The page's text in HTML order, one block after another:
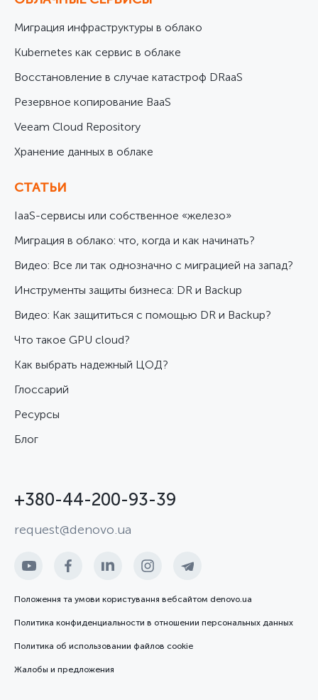
Миграция инфраструктуры в облако
Kubernetes как сервис в облаке
Восстановление в случае катастроф DRaaS
Резервное копирование BaaS
Veeam Cloud Repository
Хранение данных в облаке
СТАТЬИ
IaaS-сервисы или собственное «железо»
Миграция в облако: что, когда и как начинать?
Видео: Все ли так однозначно с миграцией на запад?
Инструменты защиты бизнеса: DR и Backup
Видео: Как защититься с помощью DR и Backup?
Что такое GPU cloud?
Как выбрать надежный ЦОД?
Глоссарий
Ресурсы
Блог
+380-44-200-93-39
request@denovo.ua
Положення та умови користування вебсайтом denovo.ua
Политика конфиденциальности в отношении персональных данных
Политика об использовании файлов cookie
Жалобы и предложения